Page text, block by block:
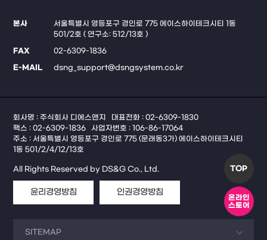
TOP
온라인
스토어
본사
서울특별시 영등포구 경인로 775 에이스하이테크시티 1동
501/2호 ( 연구소: 512/13호 )
FAX
02-6309-1836
E-MAIL
dsng_support@dsngsystem.co.kr
회사명 : 주식회사 디에스앤지
대표전화 : 02-6309-1830
팩스 : 02-6309-1836
사업자번호 : 106-86-17064
주소 : 서울특별시 영등포구 경인로 775 (문래동3가) 에이스하이테크시티
1동 501/2/4/12/13호
All Rights Reserved by DS&G Co., Ltd.
윤리경영방침 인권경영방침